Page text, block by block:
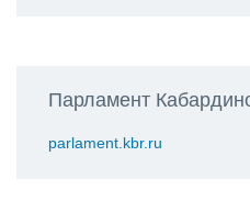
Парламент
parlament.kbr.ru